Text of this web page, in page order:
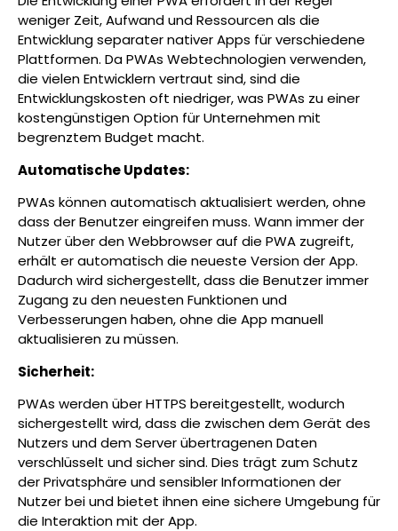
weniger Zeit, Aufwand und Ressourcen als die
Entwicklung separater nativer Apps für verschiedene
Plattformen. Da PWAs Webtechnologien verwenden,
die vielen Entwicklern vertraut sind, sind die
Entwicklungskosten oft niedriger, was PWAs zu einer
kostengünstigen Option für Unternehmen mit
begrenztem Budget macht.
Automatische Updates:
PWAs können automatisch aktualisiert werden, ohne
dass der Benutzer eingreifen muss. Wann immer der
Nutzer über den Webbrowser auf die PWA zugreift,
erhält er automatisch die neueste Version der App.
Dadurch wird sichergestellt, dass die Benutzer immer
Zugang zu den neuesten Funktionen und
Verbesserungen haben, ohne die App manuell
aktualisieren zu müssen.
Sicherheit:
PWAs werden über HTTPS bereitgestellt, wodurch
sichergestellt wird, dass die zwischen dem Gerät des
Nutzers und dem Server übertragenen Daten
verschlüsselt und sicher sind. Dies trägt zum Schutz
der Privatsphäre und sensibler Informationen der
Nutzer bei und bietet ihnen eine sichere Umgebung für
die Interaktion mit der App.